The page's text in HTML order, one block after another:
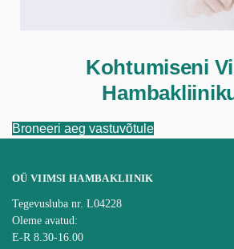
Kohtumiseni
Broneeri aeg vastuvõtule
OÜ VIIMSI HAMBAKLIINIK
Tegevusluba nr. L04228
Oleme avatud:
E-R 8.30-16.00